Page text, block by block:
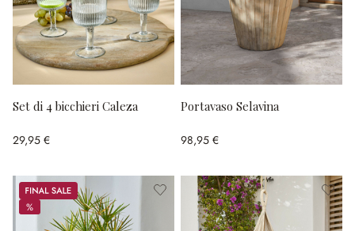
Set di 4 bicchieri Caleza
29,95 €
Portavaso Selavina
98,95 €
Sale
%
%